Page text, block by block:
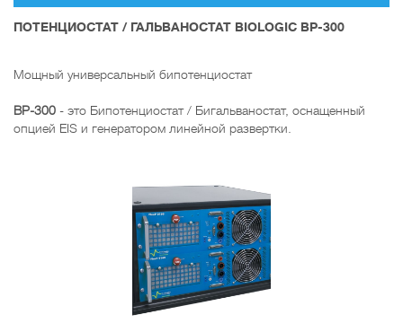
ПОТЕНЦИОСТАТ / ГАЛЬВАНОСТАТ BIOLOGIC BP-300
Мощный универсальный бипотенциостат
BP-300 - это Бипотенциостат / Бигальваностат, оснащенный
опцией EIS и генератором линейной развертки.